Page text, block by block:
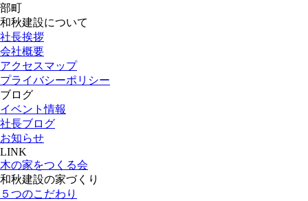
部町
和秋建設について
社長挨拶
会社概要
アクセスマップ
プライバシーポリシー
ブログ
イベント情報
社長ブログ
お知らせ
LINK
木の家をつくる会
和秋建設の家づくり
５つのこだわり